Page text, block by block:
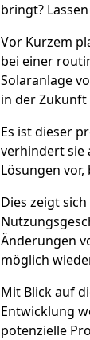
bringt?
Vor Kurzem
bei einer
Solaranlage
in der Zukunft
Es ist dieser
verhindert sie
Lösungen
Dies zeigt
Änderungen
möglich
Mit Blick auf
Entwicklung
potenzielle